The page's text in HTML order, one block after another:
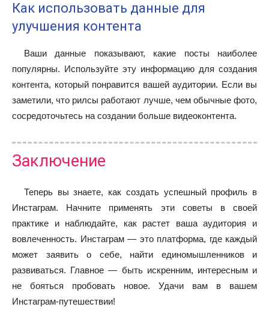
Как использовать данные для
улучшения контента
Ваши данные показывают, какие посты наиболее
популярны. Используйте эту информацию для создания
контента, который понравится вашей аудитории. Если вы
заметили, что рилсы работают лучше, чем обычные фото,
сосредоточьтесь на создании больше видеоконтента.
Заключение
Теперь вы знаете, как создать успешный профиль в
Инстаграм. Начните применять эти советы в своей
практике и наблюдайте, как растет ваша аудитория и
вовлеченность. Инстаграм — это платформа, где каждый
может заявить о себе, найти единомышленников и
развиваться. Главное — быть искренним, интересным и
не бояться пробовать новое. Удачи вам в вашем
Инстаграм-путешествии!